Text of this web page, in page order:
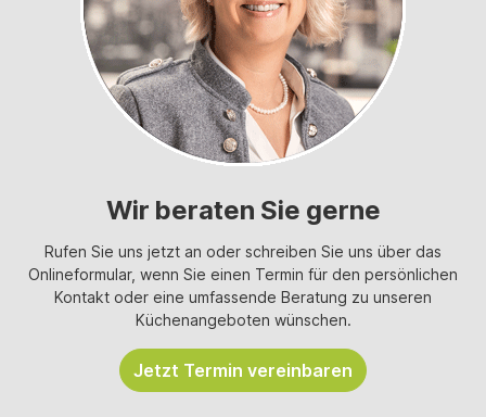
Wir beraten Sie gerne
Rufen Sie uns jetzt an oder schreiben Sie uns über das
Onlineformular, wenn Sie einen Termin für den persönlichen
Kontakt oder eine umfassende Beratung zu unseren
Küchenangeboten wünschen.
Jetzt Termin vereinbaren